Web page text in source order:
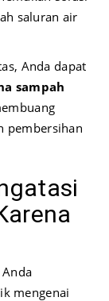
saluran air
Anda dapat
sampah
pembersihan
mengenai